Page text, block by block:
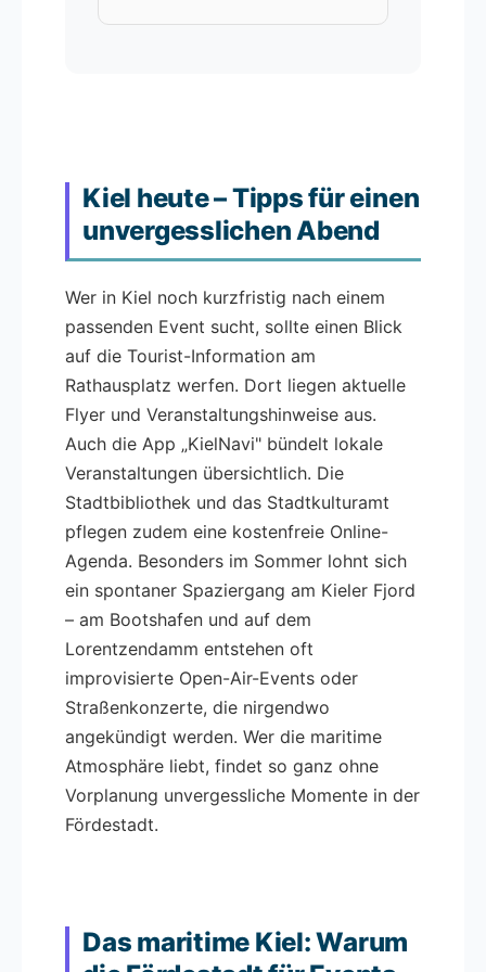
Kiel heute – Tipps für einen
unvergesslichen Abend
Wer in Kiel noch kurzfristig nach einem
passenden Event sucht, sollte einen Blick
auf die Tourist-Information am
Rathausplatz werfen. Dort liegen aktuelle
Flyer und Veranstaltungshinweise aus.
Auch die App „KielNavi" bündelt lokale
Veranstaltungen übersichtlich. Die
Stadtbibliothek und das Stadtkulturamt
pflegen zudem eine kostenfreie Online-
Agenda. Besonders im Sommer lohnt sich
ein spontaner Spaziergang am Kieler Fjord
– am Bootshafen und auf dem
Lorentzendamm entstehen oft
improvisierte Open-Air-Events oder
Straßenkonzerte, die nirgendwo
angekündigt werden. Wer die maritime
Atmosphäre liebt, findet so ganz ohne
Vorplanung unvergessliche Momente in der
Fördestadt.
Das maritime Kiel: Warum